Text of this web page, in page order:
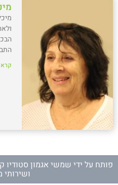
קרא
פותח על ידי שמשי אגמון סטודיו